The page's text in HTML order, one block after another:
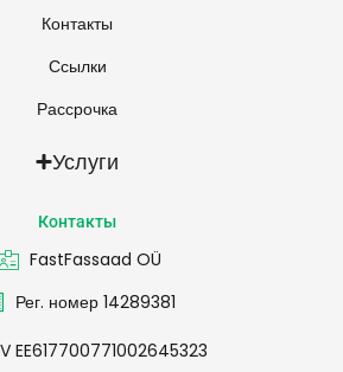
Контакты
Ссылки
Рассрочка
Услуги
Контакты
FastFassaad OÜ
Рег. номер 14289381
EE617700771002645323